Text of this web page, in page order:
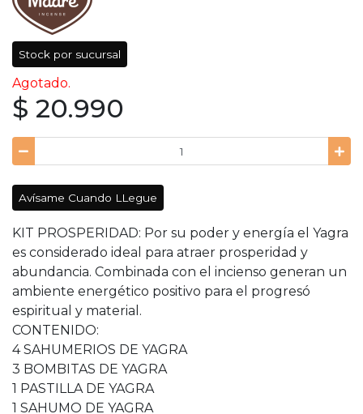
Stock por sucursal
Agotado.
$ 20.990
Avísame Cuando LLegue
KIT PROSPERIDAD: Por su poder y energía el Yagra
es considerado ideal para atraer prosperidad y
abundancia. Combinada con el incienso generan un
ambiente energético positivo para el progresó
espiritual y material.
CONTENIDO:
4 SAHUMERIOS DE YAGRA
3 BOMBITAS DE YAGRA
1 PASTILLA DE YAGRA
1 SAHUMO DE YAGRA